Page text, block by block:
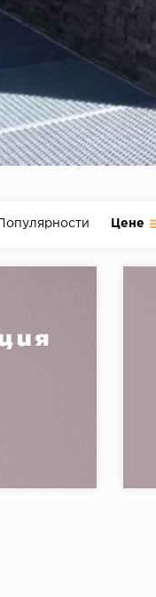
Популярности Цене